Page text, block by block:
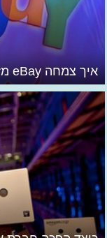
איך צמחה eBay מזירת מכירות פומביות לאימפריה?